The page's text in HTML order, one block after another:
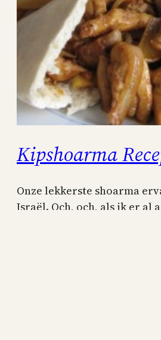
Kipshoarma
Onze lekkerste shoarma
Israël. Och, och, als ik er al